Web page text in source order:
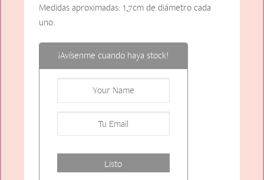
Medidas aproximadas: 1,7cm de diámetro cada
uno.
¡Avísenme cuando haya stock!